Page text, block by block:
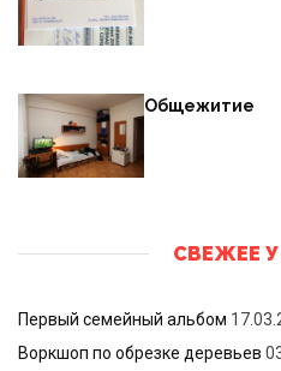
Общежитие
СВЕЖЕЕ
Первый семейный альбом
Воркшоп по обрезке деревьев